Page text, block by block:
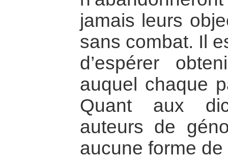
jamais leurs
sans combat. Il
d’espérer
auquel chaque
Quant aux
auteurs de
aucune forme